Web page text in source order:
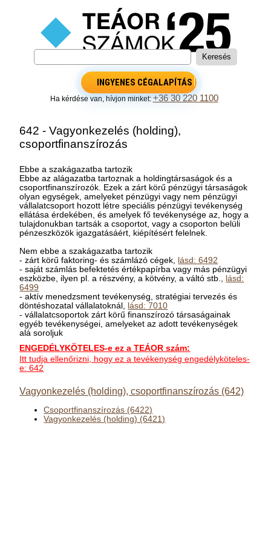
INGYENES CÉGALAPÍTÁS
Ha kérdése van, hívjon minket:+36 30 220 1100
642 - Vagyonkezelés (holding),
csoportfinanszírozás
Ebbe a szakágazatba tartozik
Ebbe az alágazatba tartoznak a holdingtársaságok és a
csoportfinanszírozók. Ezek a zárt körű pénzügyi társaságok
olyan egységek, amelyeket pénzügyi vagy nem pénzügyi
vállalatcsoport hozott létre speciális pénzügyi tevékenység
ellátása érdekében, és amelyek fő tevékenysége az, hogy a
tulajdonukban tartsák a csoportot, vagy a csoporton belüli
pénzeszközök igazgatásáért, kiépítésért felelnek.
Nem ebbe a szakágazatba tartozik
- zárt körű faktoring- és számlázó cégek, lásd: 6492
- saját számlás befektetés értékpapírba vagy más pénzügyi
eszközbe, ilyen pl. a részvény, a kötvény, a váltó stb., lásd:
6499
- aktív menedzsment tevékenység, stratégiai tervezés és
döntéshozatal vállalatoknál, lásd: 7010
- vállalatcsoportok zárt körű finanszírozó társaságainak
egyéb tevékenységei, amelyeket az adott tevékenységek
alá soroljuk
ENGEDÉLYKÖTELES-e ez a TEÁOR szám:
Itt tudja ellenőrizni, hogy ez a tevékenység engedélyköteles-
e: 642
Vagyonkezelés (holding), csoportfinanszírozás (642)
Csoportfinanszírozás (6422)
Vagyonkezelés (holding) (6421)